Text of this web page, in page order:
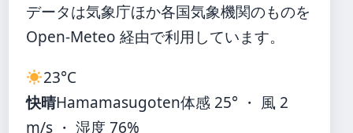
データは気象庁ほか各国気象機関のものを
Open-Meteo 経由で利用しています。
23°C
快晴Hamamasugoten体感 25° ・ 風 2
m/s ・ 湿度 76%